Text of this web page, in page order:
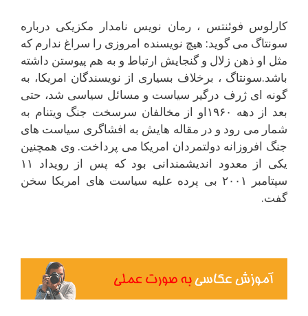
کارلوس فوئنتس ، رمان نويس نامدار مکزيکى درباره
سونتاگ مى گويد: هيچ نويسنده امروزى را سراغ ندارم که
مثل او ذهن زلال و گنجايش ارتباط و به هم پيوستن داشته
باشد.سونتاگ ، برخلاف بسيارى از نويسندگان امريکا، به
گونه اى ژرف درگير سياست و مسائل سياسى شد، حتى
بعد از دهه ۱۹۶۰او از مخالفان سرسخت جنگ ويتنام به
شمار مى رود و در مقاله هايش به افشاگرى سياست هاى
جنگ افروزانه دولتمردان امريکا مى پرداخت. وى همچنين
يکى از معدود انديشمندانى بود که پس از رويداد ۱۱
سپتامبر ۲۰۰۱ بى پرده عليه سياست هاى امريکا سخن
گفت.